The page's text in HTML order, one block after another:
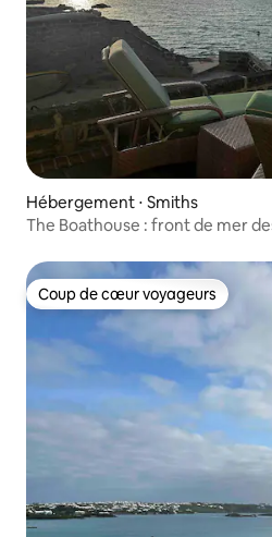
Hébergement ⋅ Smiths
The Boathouse : front de mer
Coup de cœur voyageurs
Coup de cœur voyageurs